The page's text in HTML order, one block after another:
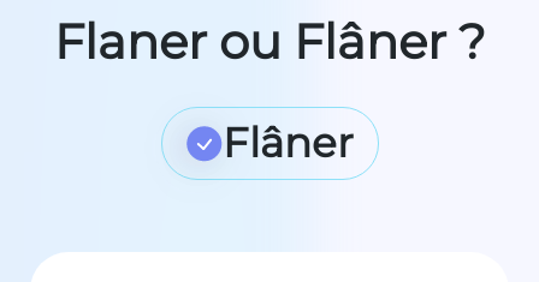
Flaner ou Flâner ?
Flâner